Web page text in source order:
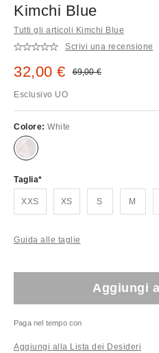
Kimchi Blue
Tutti gli articoli Kimchi Blue
Scrivi una recensione
Prezzo di vendita:
32,00 € Prezzo originale:
69,00 €
Esclusivo UO
Colore: White
Taglia
XXS XS S M
Guida alle taglie
Aggiungi
Paga nel tempo con
Aggiungi alla Lista dei Desideri